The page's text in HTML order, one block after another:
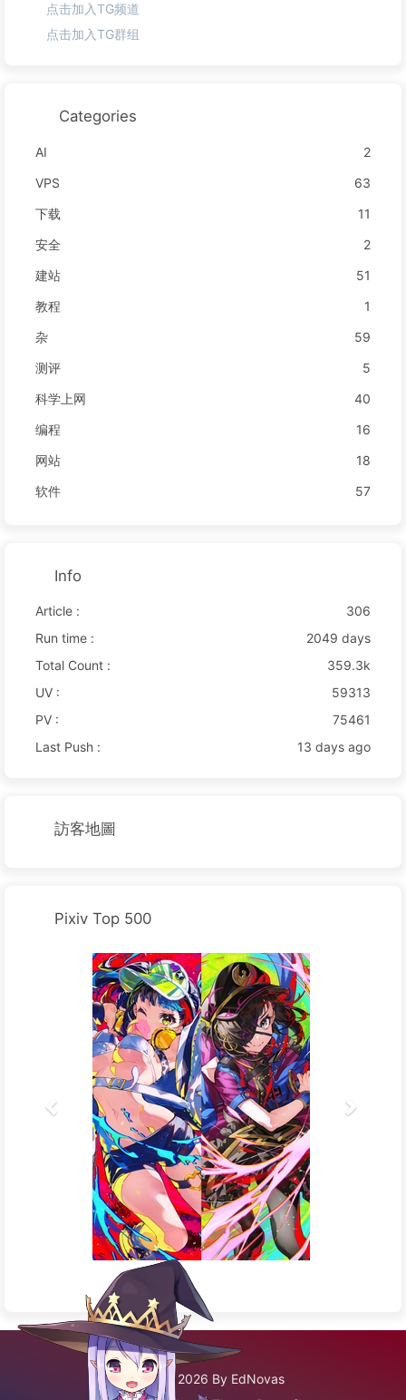
点击加入TG频道
点击加入TG群组
Categories
AI
2
VPS
63
下载
11
安全
2
建站
51
教程
1
杂
59
测评
5
科学上网
40
编程
16
网站
18
软件
57
Info
Article :
306
Run time :
2049 days
Total Count :
359.3k
UV :
59313
PV :
75461
Last Push :
13 days ago
訪客地圖
Pixiv Top 500
©2020 - 2026 By EdNovas